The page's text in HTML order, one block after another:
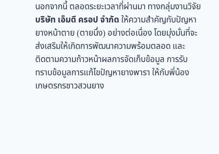
นอกจากนี้ ตลอดระยะเวลาที่ผ่านมา ทางกลุ่มงานวิจัย
บริษัท เอ็มดี ครอป จำกัดให้ความสำคัญกับปัญหา
ยางหน้าตาย (ตายนึ่ง) อย่างต่อเนื่อง โดยมุ่งมั่นที่จะ
ส่งเสริมให้เกิดการพัฒนาความพร้อมตลอด และ
ติดตามความก้าวหน้าผลการจัดเก็บข้อมูล การรับ
ทราบข้อมูลการแก้ไขปัญหายางพารา ให้กับพี่น้อง
เกษตรกรชาวสวนยาง